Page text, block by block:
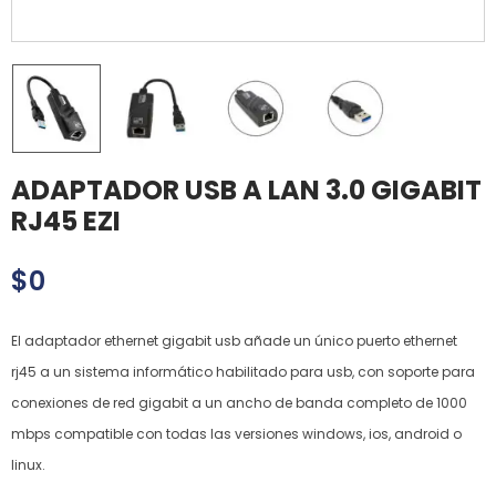
ADAPTADOR USB A LAN 3.0 GIGABIT
RJ45 EZI
$0
El adaptador ethernet gigabit usb añade un único puerto ethernet
rj45 a un sistema informático habilitado para usb, con soporte para
conexiones de red gigabit a un ancho de banda completo de 1000
mbps compatible con todas las versiones windows, ios, android o
linux.